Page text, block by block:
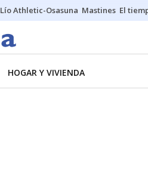
Lío Athletic-Osasuna Mastines El
HOGAR Y VIVIENDA